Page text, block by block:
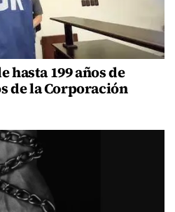
hasta 199 años de
de la Corporación